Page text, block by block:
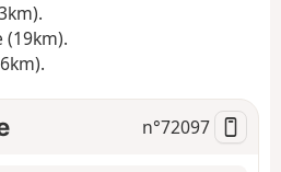
n
(19km).
n°72097